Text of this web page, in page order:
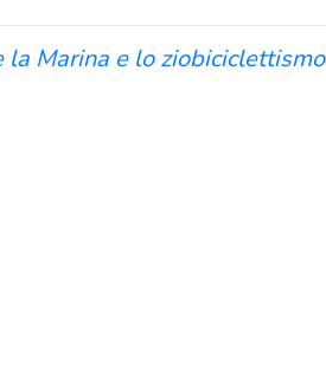
la Marina e lo ziobiciclettismo